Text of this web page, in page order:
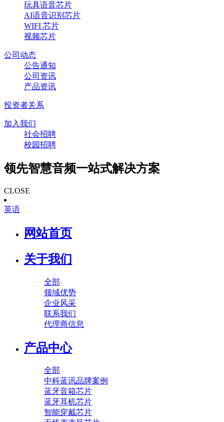
玩具语音芯片
AI语音识别芯片
WIFI 芯片
视频芯片
公司动态
公告通知
公司资讯
产品资讯
投资者关系
加入我们
社会招聘
校园招聘
领先智慧音频一站式解决方案
CLOSE
英语
网站首页
关于我们
全部
领域优势
企业风采
联系我们
代理商信息
产品中心
全部
中科蓝讯品牌案例
蓝牙音箱芯片
蓝牙耳机芯片
智能穿戴芯片